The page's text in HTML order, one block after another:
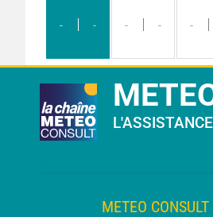
- - - - -
L'ASSISTANCE
METEO CONSULT